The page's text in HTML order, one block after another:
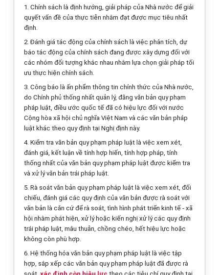
1. Chính sách là định hướng, giải pháp của Nhà nước để giải
quyết vấn đề của thực tiễn nhằm đạt được mục tiêu nhất
định.
2. Đánh giá tác động của chính sách là việc phân tích, dự
báo tác động của chính sách đang được xây dựng đối với
các nhóm đối tượng khác nhau nhằm lựa chọn giải pháp tối
ưu thực hiện chính sách.
3. Công báo là ấn phẩm thông tin chính thức của Nhà nước,
do Chính phủ thống nhất quản lý, đăng văn bản quy phạm
pháp luật, điều ước quốc tế đã có hiệu lực đối với nước
Cộng hòa xã hội chủ nghĩa Việt Nam và các văn bản pháp
luật khác theo quy định tại Nghị định này.
4. Kiểm tra văn bản quy phạm pháp luật là việc xem xét,
đánh giá, kết luận về tính hợp hiến, tính hợp pháp, tính
thống nhất của văn bản quy phạm pháp uật được kiểm tra
và xử lý văn bản trái pháp luật.
5. Rà soát văn bản quy phạm pháp luật là việc xem xét, đối
chiếu, đánh giá các quy định của văn bản được rà soát với
văn bản là căn cứ để rà soát, tình hình phát triển kinh tế - xã
hội nhằm phát hiện, xử lý hoặc kiến nghị xử lý các quy định
trái pháp luật, mâu thuẫn, chồng chéo, hết hiệu lực hoặc
không còn phù hợp.
6. Hệ thống hóa văn bản quy phạm pháp luật là việc tập
hợp, sắp xếp các văn bản quy phạm pháp luật đã được rà